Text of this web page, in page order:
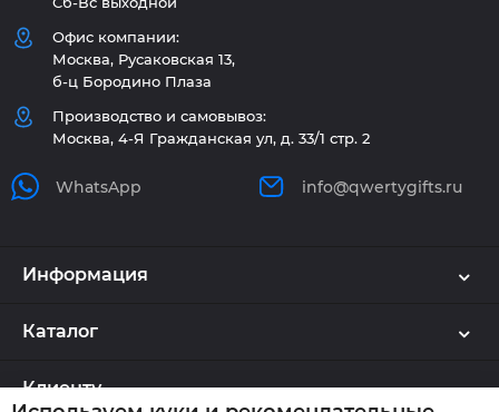
Офис компании:
Москва, Русаковская 13,
б-ц Бородино Плаза
Производство и самовывоз:
Москва, 4-Я Гражданская ул, д. 33/1 стр. 2
WhatsApp info@qwertygifts.ru
Информация
Каталог
Клиенту